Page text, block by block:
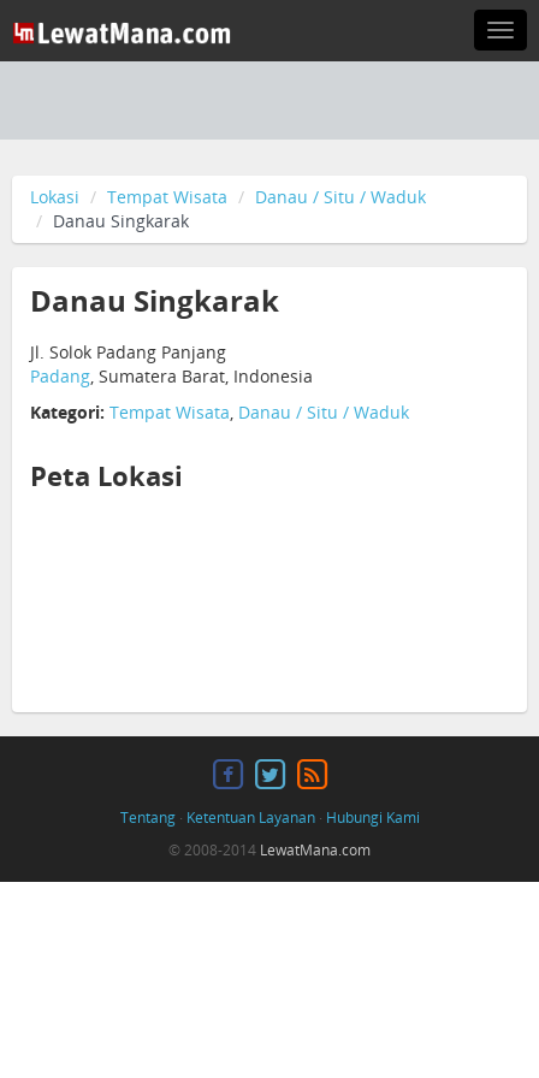
Lokasi Tempat Wisata
Danau / Situ / Waduk
Danau Singkarak
Danau Singkarak
Jl. Solok Padang Panjang
Padang, Sumatera Barat, Indonesia
Kategori: Tempat Wisata, Danau / Situ / Waduk
Peta Lokasi
Tentang· Ketentuan Layanan· Hubungi Kami
© 2008-2014 LewatMana.com